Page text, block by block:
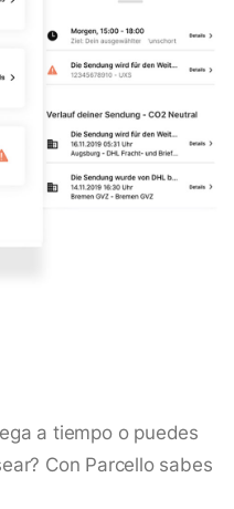
a tiempo o puedes
Con Parcello sabes